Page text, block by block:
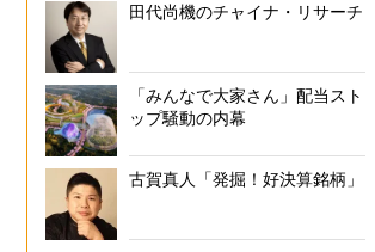
田代尚機のチャイナ・リサーチ
「みんなで大家さん」配当スト
ップ騒動の内幕
古賀真人「発掘！好決算銘柄」